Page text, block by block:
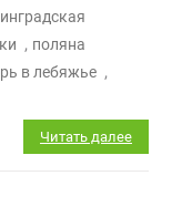
, поляна
в лебяжье ,
Читать далее